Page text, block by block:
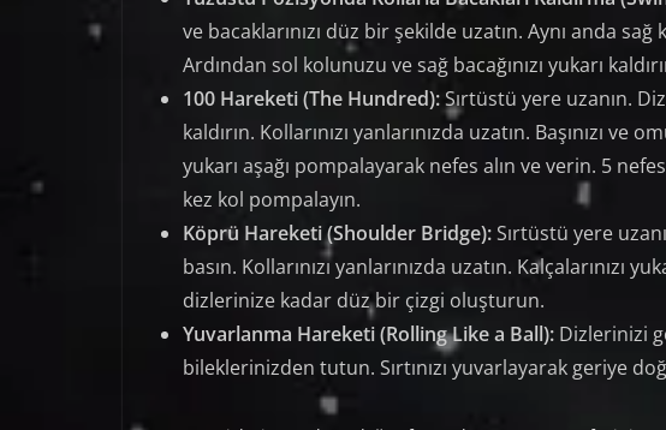
ve bacaklarınızı düz bir şekilde uzatın. Aynı anda sağ
Ardından sol kolunuzu ve sağ bacağınızı yukarı
100 Hareketi (The Hundred):Sırtüstü yere uzanın.
kaldırın. Kollarınızı yanlarınızda uzatın. Başınızı ve
yukarı aşağı pompalayarak nefes alın ve verin. 5
kez kol pompalayın.
Köprü Hareketi (Shoulder Bridge):Sırtüstü yere
basın. Kollarınızı yanlarınızda uzatın. Kalçalarınızı
dizlerinize kadar düz bir çizgi oluşturun.
Yuvarlanma Hareketi (Rolling Like a Ball): Dizlerinizi
bileklerinizden tutun. Sırtınızı yuvarlayarak geriye